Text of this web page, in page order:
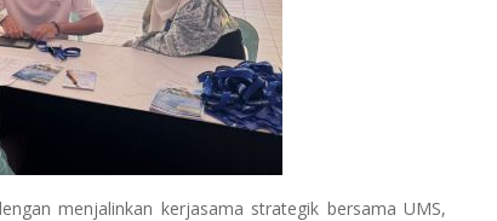
menjalinkan kerjasama strategik bersama UMS,